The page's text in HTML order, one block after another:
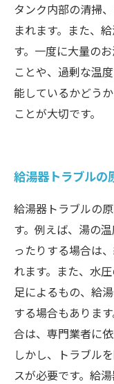
タンク内部の清掃
まれます。また、
す。一度に大量の
ことや、過剰な温
能しているかどう
ことが大切です。
給湯器トラブルの
給湯器トラブルの
す。例えば、湯の
ったりする場合は
れます。また、水
足によるもの、給
する場合もありま
合は、専門業者に
しかし、トラブル
スが必要です。給